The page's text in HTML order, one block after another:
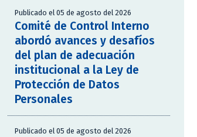
Publicado el 05 de agosto del 2026
Comité de Control Interno
abordó avances y desafíos
del plan de adecuación
institucional a la Ley de
Protección de Datos
Personales
Publicado el 05 de agosto del 2026